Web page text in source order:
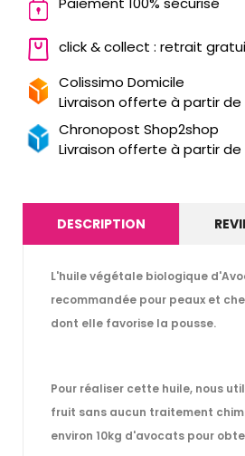
click & collect : retrait
Colissimo Domicile
Livraison offerte à partir
Chronopost Shop2shop
Livraison offerte à partir
DESCRIPTION
L'huile végétale biologique
recommandée pour peaux et
dont elle favorise la pousse.
Pour réaliser cette huile, nous
fruit sans aucun traitement
environ 10kg d'avocats pour